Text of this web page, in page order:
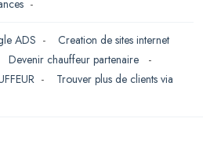
-
ADS - Creation de sites internet
Devenir chauffeur partenaire
-
- Trouver plus de clients via